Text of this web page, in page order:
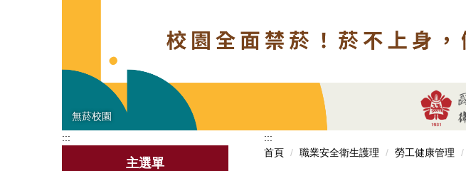
無菸校園
:::
主選單
:::
首頁
職業安全衛生護理 勞工健康管理